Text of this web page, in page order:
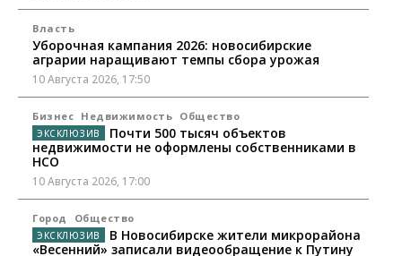
Власть
Уборочная кампания 2026: новосибирские
аграрии наращивают темпы сбора урожая
10 Августа 2026, 17:50
Бизнес Недвижимость Общество
Почти 500 тысяч объектов
недвижимости не оформлены собственниками в
НСО
10 Августа 2026, 17:00
Город Общество
В Новосибирске жители микрорайона
«Весенний» записали видеообращение к Путину